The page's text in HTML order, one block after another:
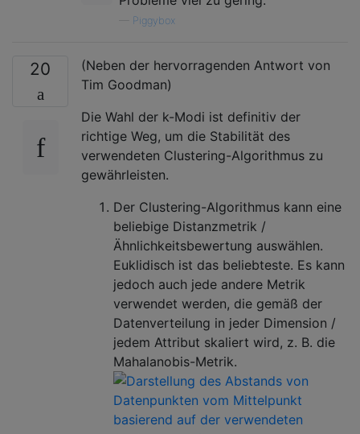
Piggybox
20
(Neben der hervorragenden Antwort von
Tim Goodman)
Die Wahl der k-Modi ist definitiv der
richtige Weg, um die Stabilität des
verwendeten Clustering-Algorithmus zu
gewährleisten.
Der Clustering-Algorithmus kann eine
beliebige Distanzmetrik /
Ähnlichkeitsbewertung auswählen.
Euklidisch ist das beliebteste. Es kann
jedoch auch jede andere Metrik
verwendet werden, die gemäß der
Datenverteilung in jeder Dimension /
jedem Attribut skaliert wird, z. B. die
Mahalanobis-Metrik.